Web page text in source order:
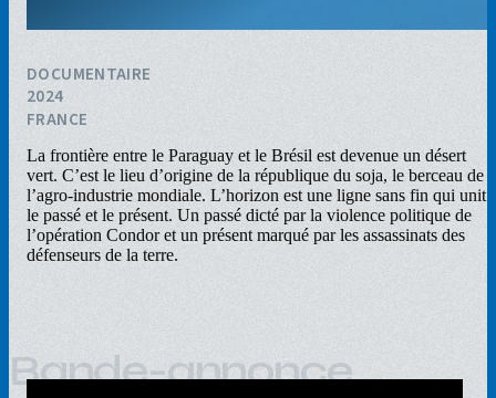
DOCUMENTAIRE
2024
FRANCE
La frontière entre le Paraguay et le Brésil est devenue un désert
vert. C’est le lieu d’origine de la république du soja, le berceau de
l’agro-industrie mondiale. L’horizon est une ligne sans fin qui unit
le passé et le présent. Un passé dicté par la violence politique de
l’opération Condor et un présent marqué par les assassinats des
défenseurs de la terre.
Bande-annonce